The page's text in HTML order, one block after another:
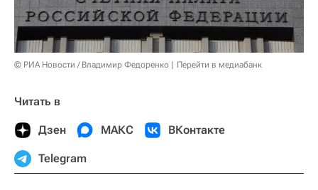
© РИА Новости / Владимир Федоренко Перейти в медиабанк
Читать в
Дзен МАКС ВКонтакте
Telegram